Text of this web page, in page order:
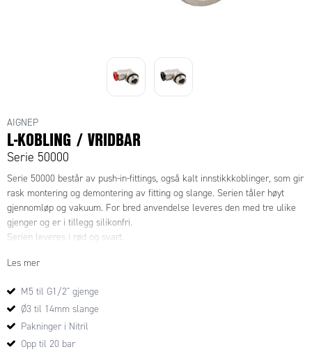
AIGNEP
L-KOBLING / VRIDBAR
Serie 50000
Serie 50000 består av push-in-fittings, også kalt innstikkkoblinger, som gir
rask montering og demontering av fitting og slange. Serien tåler høyt
gjennomløp og vakuum. For bred anvendelse leveres den med tre ulike
gjenger og er i tillegg silikonfri.
Serien leveres i rød og svart.
Les mer
M5 til G1/2" gjenge
Ø3 til 14mm slange
Pakninger i Nitril
Opp til 20 bar